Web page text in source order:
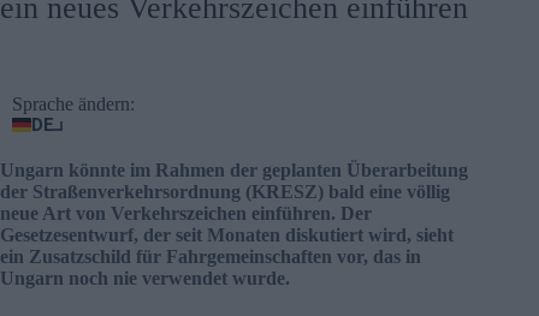
ein neues Verkehrszeichen einführen
Sprache ändern:
DE
Ungarn könnte im Rahmen der geplanten Überarbeitung
der Straßenverkehrsordnung (KRESZ) bald eine völlig
neue Art von Verkehrszeichen einführen. Der
Gesetzesentwurf, der seit Monaten diskutiert wird, sieht
ein Zusatzschild für Fahrgemeinschaften vor, das in
Ungarn noch nie verwendet wurde.